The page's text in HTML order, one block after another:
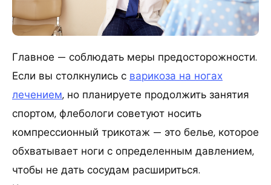
Главное — соблюдать меры предосторожности.
Если вы столкнулись с варикоза на ногах
лечением, но планируете продолжить занятия
спортом, флебологи советуют носить
компрессионный трикотаж — это белье, которое
обхватывает ноги с определенным давлением,
чтобы не дать сосудам расшириться.